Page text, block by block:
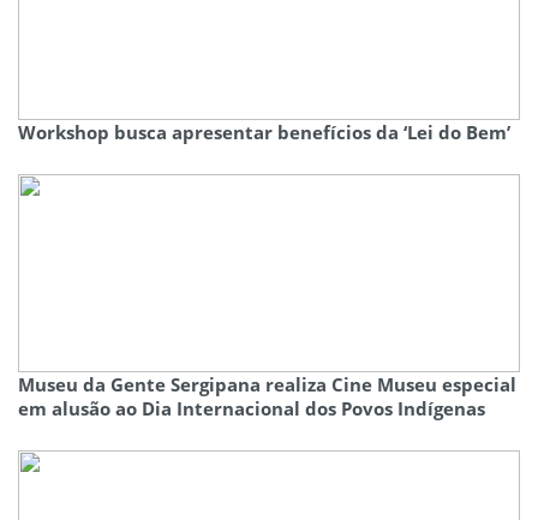
Workshop busca apresentar benefícios da ‘Lei do Bem’
Museu da Gente Sergipana realiza Cine Museu especial
em alusão ao Dia Internacional dos Povos Indígenas